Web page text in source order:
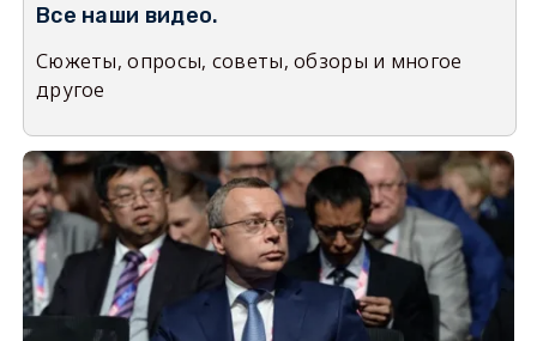
Все наши видео.
Сюжеты, опросы, советы, обзоры и многое
другое